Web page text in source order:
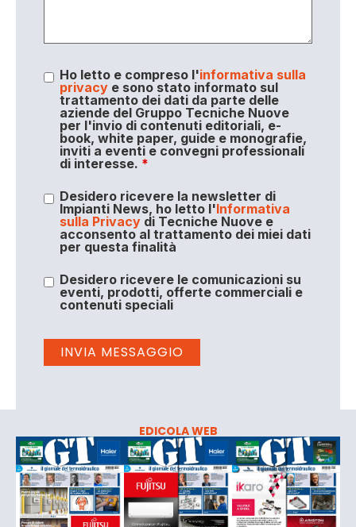
Ho letto e compreso l'informativa sulla
privacye sono stato informato sul
trattamento dei dati da parte delle
aziende del Gruppo Tecniche Nuove
per l'invio di contenuti editoriali, e-
book, white paper, guide e monografie,
inviti a eventi e convegni professionali
di interesse. *
Desidero ricevere la newsletter di
Impianti News, ho letto l'Informativa
sulla Privacydi Tecniche Nuove e
acconsento al trattamento dei miei dati
per questa finalità
Desidero ricevere le comunicazioni su
eventi, prodotti, offerte commerciali e
contenuti speciali
EDICOLA WEB